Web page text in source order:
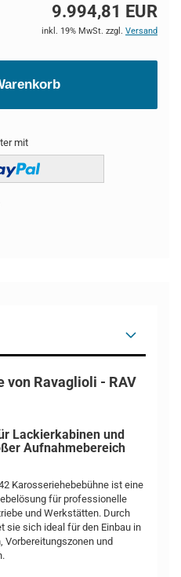
9.994,81 EUR
inkl. 19% MwSt. zzgl. Versand
mit
von Ravaglioli - RAV
Lackierkabinen und
Aufnahmebereich
Karosseriehebebühne ist eine
für professionelle
und Werkstätten. Durch
sie sich ideal für den Einbau in
Vorbereitungszonen und